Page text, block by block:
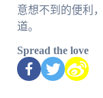
意想不到的便利
道。
Spread the love